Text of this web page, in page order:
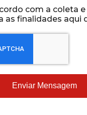
com a coleta
as finalidades aqui
Enviar Mensagem